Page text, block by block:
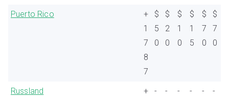
Puerto Rico
+
1
7
8
7
$
5
0
$
2
0
$
1
0
$
1
5
$
7
0
$
7
0
Russland
+
- - - - - -